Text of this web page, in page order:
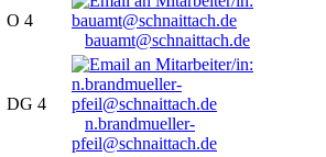
O 4
bauamt@schnaittach.de
DG 4
n.brandmueller-
pfeil@schnaittach.de